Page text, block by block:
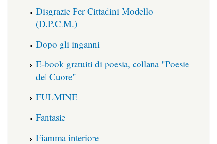
Disgrazie Per Cittadini Modello
(D.P.C.M.)
Dopo gli inganni
E-book gratuiti di poesia, collana "Poesie
del Cuore"
FULMINE
Fantasie
Fiamma interiore